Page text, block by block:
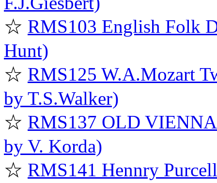
☆ RMS103 English Folk
Hunt)
☆ RMS125 W.A.Mozart
by T.S.Walker)
☆ RMS137 OLD
by V. Korda)
☆ RMS141 Hennry